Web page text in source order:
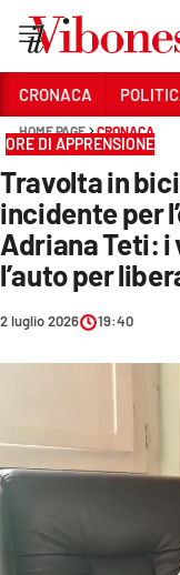
Sezioni
CRONACA
POLITICA
SANITÀ
AMBIENTE
SOCIETÀ
SPORT
CRONACA
HOME PAGE CRONACA
ORE DI APPRENSIONE
Travolta in
incidente per
Adriana Teti: i
l’auto per
2 luglio 2026 19:40